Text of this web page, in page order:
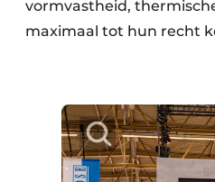
vormvastheid,
maximaal tot hun recht